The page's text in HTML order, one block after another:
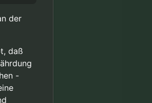
meiner
haben
der
daß
-